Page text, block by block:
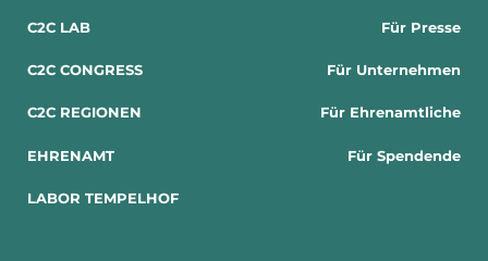
C2C LAB
C2C CONGRESS
C2C REGIONEN
EHRENAMT
LABOR TEMPELHOF
Für Presse
Für Unternehmen
Für Ehrenamtliche
Für Spendende